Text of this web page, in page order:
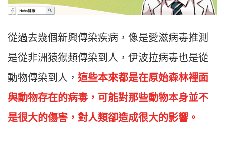
從過去幾個新興傳染疾病，像是愛滋病毒推測
是從非洲猿猴類傳染到人，伊波拉病毒也是從
動物傳染到人， 這些本來都是在原始森林裡面
與動物存在的病毒，可能對那些動物本身並不
是很大的傷害，對人類卻造成很大的影響。